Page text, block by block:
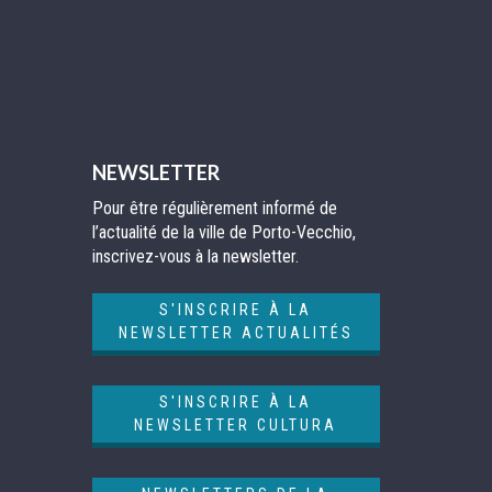
NEWSLETTER
Pour être régulièrement informé de
l’actualité de la ville de Porto-Vecchio,
inscrivez-vous à la newsletter.
S'INSCRIRE À LA
NEWSLETTER ACTUALITÉS
S'INSCRIRE À LA
NEWSLETTER CULTURA